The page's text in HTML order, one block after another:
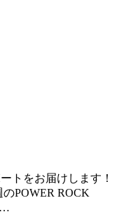
トをお届けします！
POWER ROCK